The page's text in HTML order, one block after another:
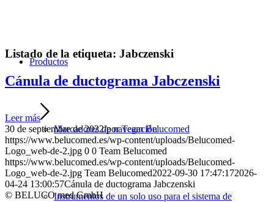
Productos
Marcadores de navegación
Instrumentos de un solo uso para el sistema de
Listado de la etiqueta: Jabczenski
Cánula de ductograma Jabczenski
Leer más
30 de septiembre de 2022/porTeam Belucomed
https://www.belucomed.es/wp-content/uploads/Belucomed-
Logo_web-de-2.jpg 0 0 Team Belucomed
https://www.belucomed.es/wp-content/uploads/Belucomed-
Logo_web-de-2.jpg Team Belucomed2022-09-30 17:47:172026-
04-24 13:00:57Cánula de ductograma Jabczenski
© BELUCO med GmbH